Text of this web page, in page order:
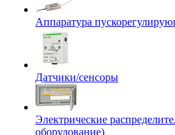
Аппаратура
Датчики/сенсоры
Электрические
оборудование)